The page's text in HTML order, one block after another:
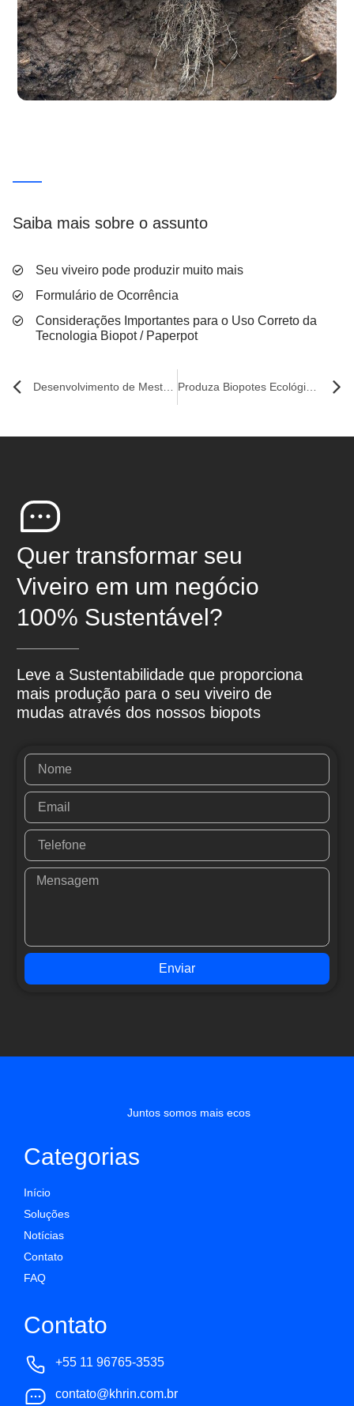
Saiba mais sobre o assunto
Seu viveiro pode produzir muito mais
Formulário de Ocorrência
Considerações Importantes para o Uso Correto da
Tecnologia Biopot / Paperpot
Produza Biopotes Ecológicos
Quer transformar seu
Viveiro em um negócio
100% Sustentável?
Leve a Sustentabilidade que proporciona
mais produção para o seu viveiro de
mudas através dos nossos biopots
Enviar
Juntos somos mais ecos
Categorias
Início
Soluções
Notícias
Contato
FAQ
Contato
+55 11 96765-3535
contato@khrin.com.br